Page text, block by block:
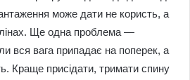
може дати не користь, а
Ще одна проблема —
вся вага припадає на поперек, а
Краще присідати, тримати спину